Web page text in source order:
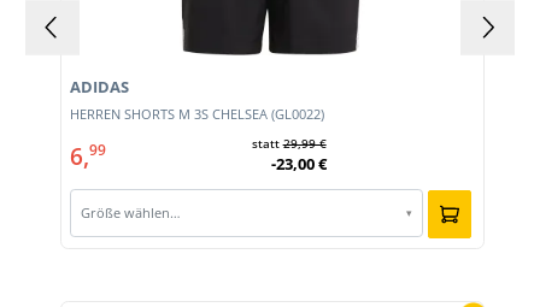
HERREN SHORTS M 3S CHELSEA (GL0022)
ADIDAS
6,99 statt29,99 €
-23,00 €
Größe wählen… ▾